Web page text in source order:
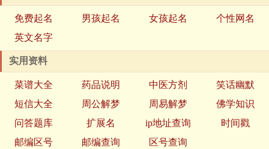
免费起名 男孩起名 女孩起名
个性网名
英文名字
实用资料
菜谱大全 药品说明 中医方剂
笑话幽默
短信大全
周公解梦 周易解梦
佛学知识
问答题库
扩展名 ip地址查询
时间戳
邮编区号
邮编查询 区号查询